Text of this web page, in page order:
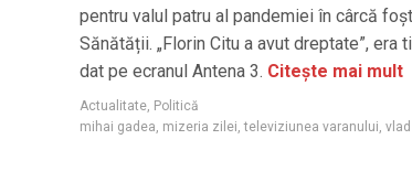
pentru valul patru al pandemiei în cârcă
Sănătății. „Florin Citu a avut dreptate”, era
dat pe ecranul Antena 3. Citește mai mult
Actualitate Politică
mihai gadea mizeria zilei ,televiziunea varanului